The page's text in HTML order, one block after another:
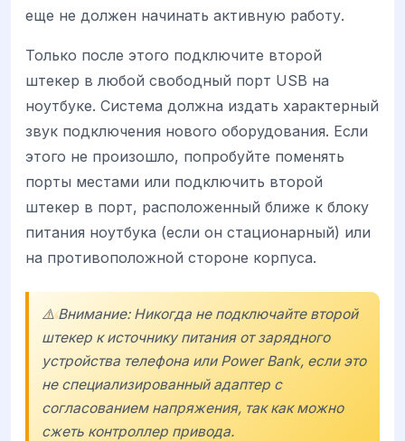
еще не должен начинать активную работу.
Только после этого подключите второй
штекер в любой свободный порт USB на
ноутбуке. Система должна издать характерный
звук подключения нового оборудования. Если
этого не произошло, попробуйте поменять
порты местами или подключить второй
штекер в порт, расположенный ближе к блоку
питания ноутбука (если он стационарный) или
на противоположной стороне корпуса.
⚠️ Внимание: Никогда не подключайте второй
штекер к источнику питания от зарядного
устройства телефона или Power Bank, если это
не специализированный адаптер с
согласованием напряжения, так как можно
сжеть контроллер привода.